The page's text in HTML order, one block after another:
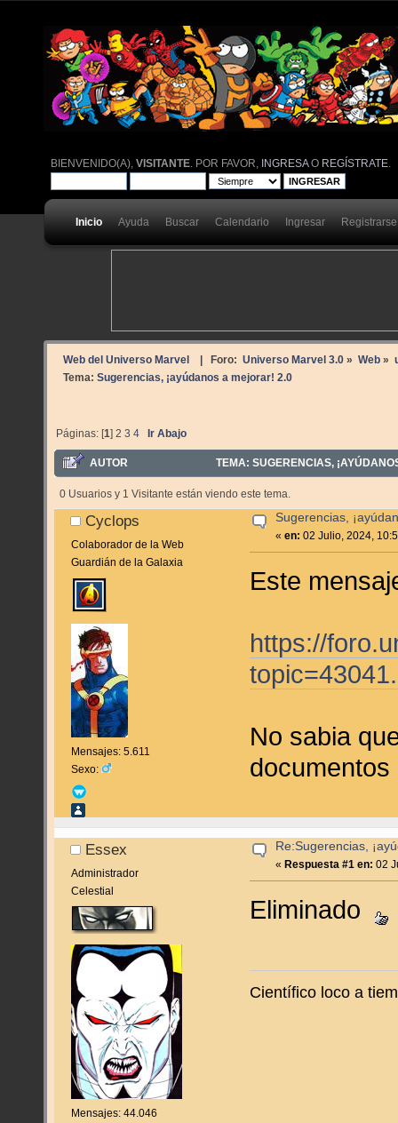
BIENVENIDO(A),VISITANTE . POR FAVOR, INGRESAO REGÍSTRATE
Inicio Ayuda Buscar Calendario Ingresar Registrarse
Web del Universo Marvel | Foro: Universo Marvel 3.0» Web»
Tema: Sugerencias, ¡ayúdanos a mejorar! 2.0
Páginas: [1]2 3 4 Ir Abajo
AUTOR TEMA: SUGERENCIAS,
0 Usuarios y 1 Visitante están viendo este tema.
Cyclops
Colaborador de la Web
Guardián de la Galaxia
Mensajes: 5.611
Sexo:
Sugerencias,
«en: 02 Julio, 2024,
Este
https://
No sabia
Essex
Administrador
Celestial
Mensajes: 44.046
Re:Sugerencias,
« Respuesta #1 en: 02
Eliminado
Científico loco a